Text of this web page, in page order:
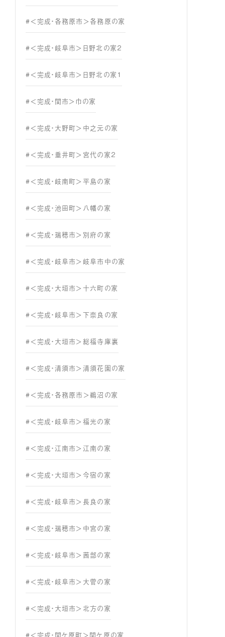
#＜完成・各務原市＞各務原の家
#＜完成・岐阜市＞日野北の家２
#＜完成・岐阜市＞日野北の家１
#＜完成・関市＞巾の家
#＜完成・大野町＞中之元の家
#＜完成・垂井町＞宮代の家２
#＜完成・岐南町＞平島の家
#＜完成・池田町＞八幡の家
#＜完成・瑞穂市＞別府の家
#＜完成・岐阜市＞岐阜市中の家
#＜完成・大垣市＞十六町の家
#＜完成・岐阜市＞下奈良の家
#＜完成・大垣市＞総福寺庫裏
#＜完成・清須市＞清須花園の家
#＜完成・各務原市＞鵜沼の家
#＜完成・岐阜市＞福光の家
#＜完成・江南市＞江南の家
#＜完成・大垣市＞今宿の家
#＜完成・岐阜市＞長良の家
#＜完成・瑞穂市＞中宮の家
#＜完成・岐阜市＞茜部の家
#＜完成・岐阜市＞大菅の家
#＜完成・大垣市＞北方の家